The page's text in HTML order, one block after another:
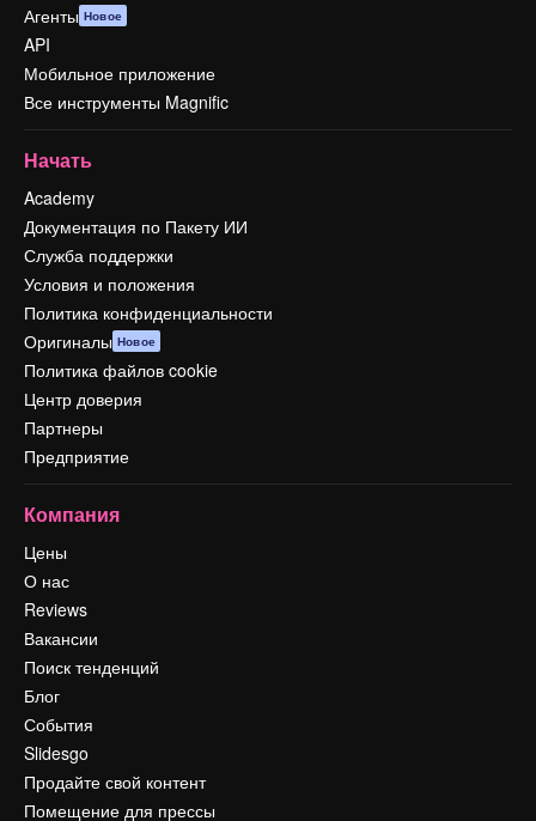
Агенты Новое
API
Мобильное приложение
Все инструменты Magnific
Начать
Academy
Документация по Пакету ИИ
Служба поддержки
Условия и положения
Политика конфиденциальности
Оригиналы Новое
Политика файлов cookie
Центр доверия
Партнеры
Предприятие
Компания
Цены
О нас
Reviews
Вакансии
Поиск тенденций
Блог
События
Slidesgo
Продайте свой контент
Помещение для прессы